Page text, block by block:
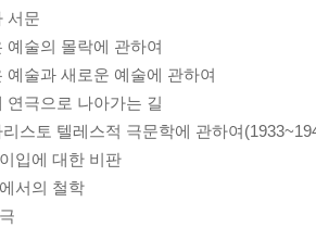
서문
예술의 몰락에 관하여
예술과 새로운 예술에 관하여
연극으로 나아가는 길
리스토 텔레스적 극문학에 관하여
입에 대한 비판
서의 철학